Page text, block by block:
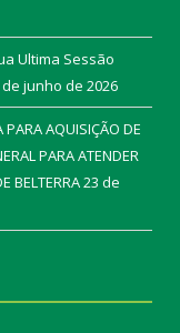
Ultima Sessão
de junho de 2026
PARA AQUISIÇÃO DE
PARA ATENDER
BELTERRA23 de